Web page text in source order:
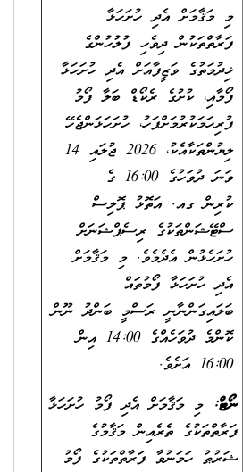
މި މަޤާމަށް އެދި ހުށަހަޅާ
ފަރާތްތަކުން ދިވެހި ފުލުހުންގެ
ޚިދުމަތުގެ ވަޒީފާއަށް އެދި ހުށަހަޅާ
ފޯމާއި، ކުށުގެ ރެކޯޑް ބަލާ ފޯމު
ފުރިހަމަކުރުމަށްފަހު، ހުށަހަޅަންޖެހޭ
ލިޔުންތަކާއެކު، 2026 ޖުލައި 14
ވަނަ ދުވަހުގެ 16:00 ގެ
ކުރިން ގއ. އަތޮޅު ޕޮލިސް
ސްޓޭޝަންތަކުގެ ރިސެޕްޝަނަށް
ހުށަހެޅުން އެދެމެވެ. މި މަޤާމަށް
އެދި ހުށަހަޅާ ފޯމުތައް
ބަލައިގަންނާނީ ރަސްމީ ބަންދު ނޫން
ކޮންމެ ދުވަހެއްގެ 14:00 އިން
16:00 އަށެވެ.
ނޯޓް: މި މަޤާމަށް އެދި ފޯމު ހުށަހަޅާ
ފަރާތްތަކުގެ ތެރެއިން މަޤާމުގެ
ޝަރުޠު ހަމަނުވާ ފަރާތްތަކުގެ ފޯމު